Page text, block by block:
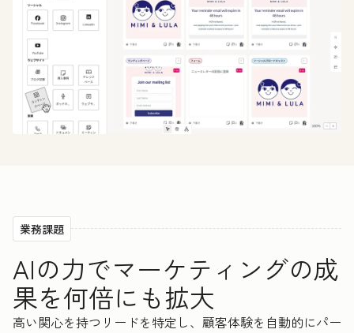
業務課題
AIの力でマーケティングの成
果を何倍にも拡大
高い関心を持つリードを特定し、顧客体験を自動的にパー